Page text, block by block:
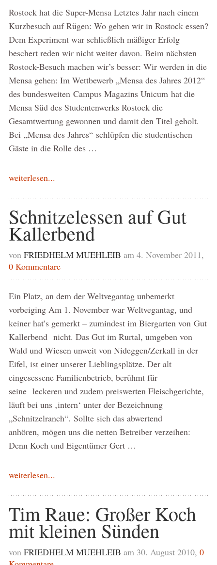
Rostock hat die Super-Mensa Letztes Jahr nach einem
Kurzbesuch auf Rügen: Wo gehen wir in Rostock essen?
Dem Experiment war schließlich mäßiger Erfolg
beschert reden wir nicht weiter davon. Beim nächsten
Rostock-Besuch machen wir’s besser: Wir werden in die
Mensa gehen: Im Wettbewerb „Mensa des Jahres 2012“
des bundesweiten Campus Magazins Unicum hat die
Mensa Süd des Studentenwerks Rostock die
Gesamtwertung gewonnen und damit den Titel geholt.
Bei „Mensa des Jahres“ schlüpfen die studentischen
Gäste in die Rolle des …
weiterlesen...
Schnitzelessen auf Gut
Kallerbend
von FRIEDHELM MUEHLEIB am 4. November 2011,
0 Kommentare
Ein Platz, an dem der Weltvegantag unbemerkt
vorbeiging Am 1. November war Weltvegantag, und
keiner hat’s gemerkt – zumindest im Biergarten von Gut
Kallerbend nicht. Das Gut im Rurtal, umgeben von
Wald und Wiesen unweit von Nideggen/Zerkall in der
Eifel, ist einer unserer Lieblingsplätze. Der alt
eingesessene Familienbetrieb, berühmt für
seine leckeren und zudem preiswerten Fleischgerichte,
läuft bei uns ‚intern‘ unter der Bezeichnung
„Schnitzelranch“. Sollte sich das abwertend
anhören, mögen uns die netten Betreiber verzeihen:
Denn Koch und Eigentümer Gert …
weiterlesen...
Tim Raue: Großer Koch
mit kleinen Sünden
von FRIEDHELM MUEHLEIB am 30. August 2010, 0